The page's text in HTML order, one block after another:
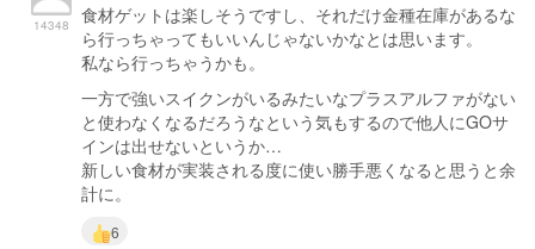
14348
食材ゲットは楽しそうですし、それだけ金種在庫があるな
ら行っちゃってもいいんじゃないかなとは思います。
私なら行っちゃうかも。
一方で強いスイクンがいるみたいなプラスアルファがない
と使わなくなるだろうなという気もするので他人にGOサ
インは出せないというか…
新しい食材が実装される度に使い勝手悪くなると思うと余
計に。
6